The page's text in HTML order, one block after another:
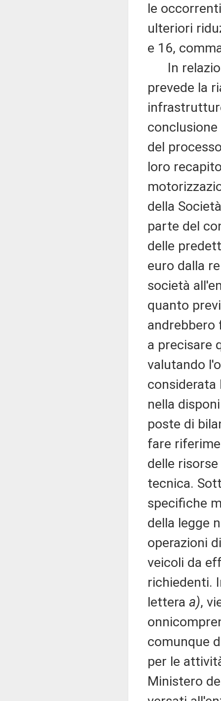
le
ulteriori
e 16,
In
prevede la
del
loro
della
parte del
delle
euro dalla
società
quanto
andrebbero
a precisare
valutando
considerata
nella
poste di
fare
delle
tecnica.
specifiche
della legge
operazioni
veicoli da
richiedenti.
lettera a),
comunque
per le
Ministero